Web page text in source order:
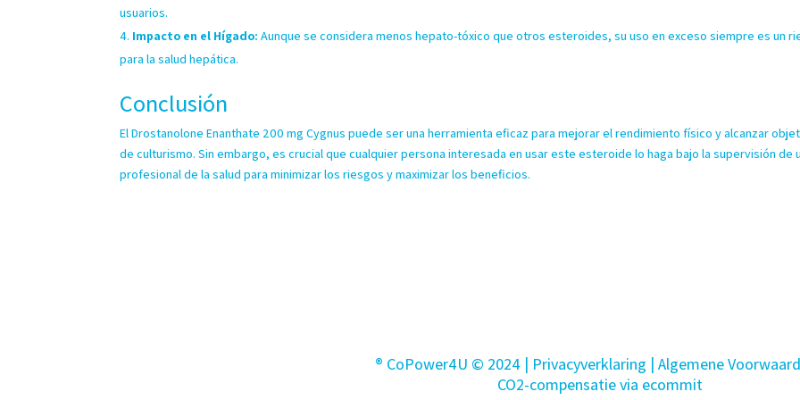
usuarios.
Impacto en el Hígado: Aunque se considera menos hepato-tóxico que otros esteroides, su uso en exceso siempre es un
para la salud hepática.
Conclusión
El Drostanolone Enanthate 200 mg Cygnus puede ser una herramienta eficaz para mejorar el rendimiento físico y alcanzar
de culturismo. Sin embargo, es crucial que cualquier persona interesada en usar este esteroide lo haga bajo la supervisión de
profesional de la salud para minimizar los riesgos y maximizar los beneficios.
® CoPower4U © 2024 | Privacyverklaring | Algemene
CO2-compensatie via ecommit